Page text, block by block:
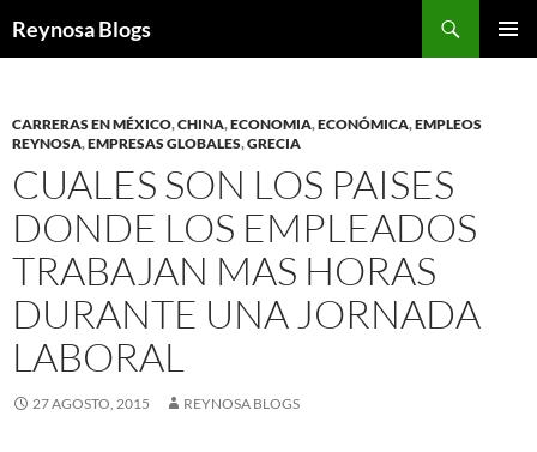
Reynosa Blogs
CARRERAS EN MÉXICO,CHINA,ECONOMIA,ECONÓMICA,EMPLEOS
REYNOSA,EMPRESAS GLOBALES,GRECIA
CUALES SON LOS PAISES
DONDE LOS EMPLEADOS
TRABAJAN MAS HORAS
DURANTE UNA JORNADA
LABORAL
27 AGOSTO, 2015 REYNOSA BLOGS